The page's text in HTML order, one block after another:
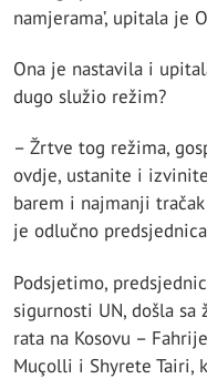
namjerama’, upitala je
Ona je nastavila i
dugo služio režim?
– Žrtve tog režima,
ovdje, ustanite i
barem i najmanji
je odlučno
Podsjetimo,
sigurnosti UN, došla
rata na Kosovu –
Muçolli i Shyrete Tairi,